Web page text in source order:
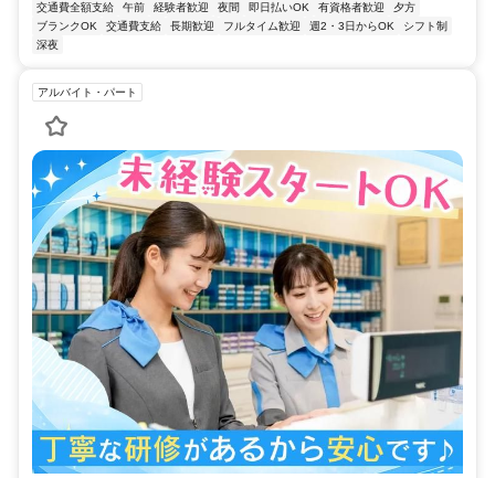
交通費全額支給
午前 経験者歓迎 夜間 即日払いOK 有資格者歓迎
夕方
ブランクOK
交通費支給 長期歓迎 フルタイム歓迎 週2・3日からOK
シフト制
深夜
アルバイト・パート